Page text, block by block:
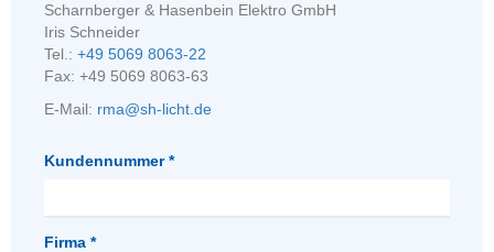
Scharnberger & Hasenbein Elektro GmbH
Iris Schneider
Tel.: +49 5069 8063-22
Fax: +49 5069 8063-63
E-Mail: rma@sh-licht.de
Kundennummer *
Firma *